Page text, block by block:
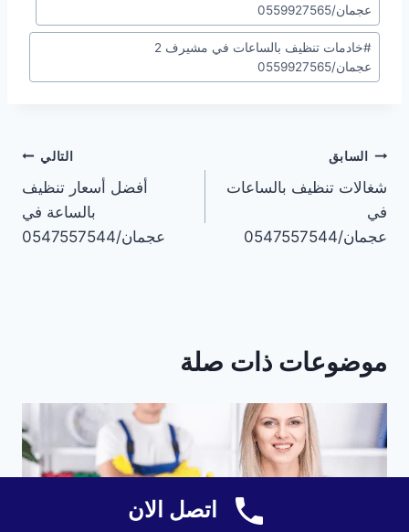
عجمان/0559927565
#
خادمات تنظيف بالساعات في مشيرف 2
عجمان/0559927565
تصفّح
المقالات
السابق
شغالات تنظيف بالساعات
في
عجمان/0547557544
التالي
أفضل أسعار تنظيف
بالساعة في
عجمان/0547557544
موضوعات ذات صلة
اتصل الان